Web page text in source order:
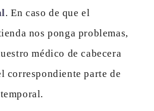
. En caso de que el
nos ponga problemas,
médico de cabecera
correspondiente parte de